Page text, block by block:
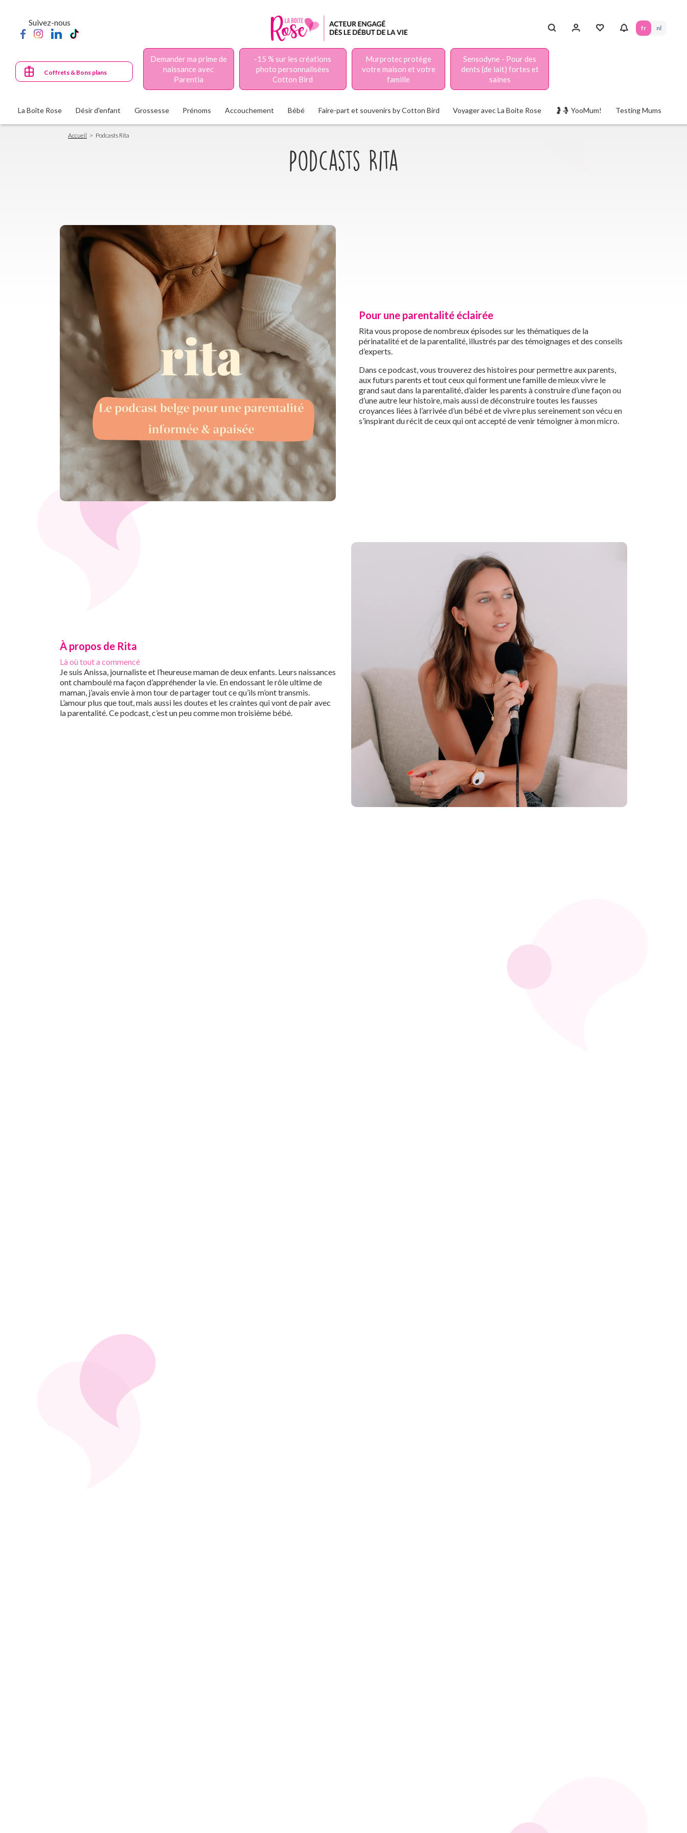
principal
Suivez-nous
fr nl
Coffrets & Bons plans
Demander ma prime de
naissance avec
Parentia
-15 % sur les créations
photo personnalisées
Cotton Bird
Murprotec protège
votre maison et votre
famille
Sensodyne - Pour des
dents (de lait) fortes et
saines
La Boîte Rose Désir d'enfant Grossesse Prénoms Accouchement Bébé Faire-part et souvenirs by Cotton Bird Voyager avec La Boite Rose 🤰🤱 YooMum! Testing Mums
Fil
d'Ariane
Accueil Podcasts Rita
Podcasts Rita
Pour une parentalité éclairée
Rita vous propose de nombreux épisodes sur les thématiques de la
périnatalité et de la parentalité, illustrés par des témoignages et des conseils
d’experts.
Dans ce podcast, vous trouverez des histoires pour permettre aux parents,
aux futurs parents et tout ceux qui forment une famille de mieux vivre le
grand saut dans la parentalité, d’aider les parents à construire d’une façon ou
d’une autre leur histoire, mais aussi de déconstruire toutes les fausses
croyances liées à l’arrivée d’un bébé et de vivre plus sereinement son vécu en
s’inspirant du récit de ceux qui ont accepté de venir témoigner à mon micro.
À propos de Rita
Là où tout a commencé
Je suis Anissa, journaliste et l’heureuse maman de deux enfants. Leurs naissances
ont chamboulé ma façon d’appréhender la vie. En endossant le rôle ultime de
maman, j’avais envie à mon tour de partager tout ce qu’ils m’ont transmis.
L’amour plus que tout, mais aussi les doutes et les craintes qui vont de pair avec
la parentalité. Ce podcast, c’est un peu comme mon troisième bébé.